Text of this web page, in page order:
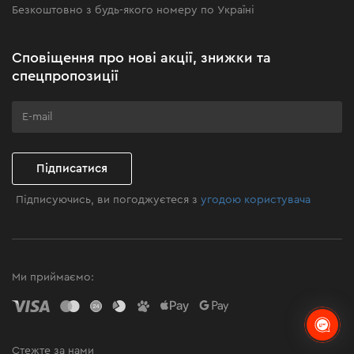
Клуб майстерності
Безкоштовно з будь-якого номеру по Україні
Сповіщення про нові акції, знижки та
спецпропозиції
Підписатися
Підписуючись, ви погоджуєтеся зугодою користувача
Ми приймаємо:
Стежте за нами